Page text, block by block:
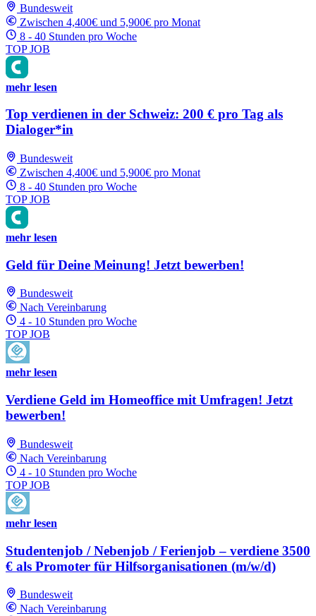
Bundesweit
Zwischen 4,400€ und 5,900€ pro Monat
8 - 40 Stunden pro Woche
TOP JOB
mehr lesen
Top verdienen in der Schweiz: 200 € pro Tag als
Dialoger*in
Bundesweit
Zwischen 4,400€ und 5,900€ pro Monat
8 - 40 Stunden pro Woche
TOP JOB
mehr lesen
Geld für Deine Meinung! Jetzt bewerben!
Bundesweit
Nach Vereinbarung
4 - 10 Stunden pro Woche
TOP JOB
mehr lesen
Verdiene Geld im Homeoffice mit Umfragen! Jetzt
bewerben!
Bundesweit
Nach Vereinbarung
4 - 10 Stunden pro Woche
TOP JOB
mehr lesen
Studentenjob / Nebenjob / Ferienjob – verdiene 3500
€ als Promoter für Hilfsorganisationen (m/w/d)
Bundesweit
Nach Vereinbarung